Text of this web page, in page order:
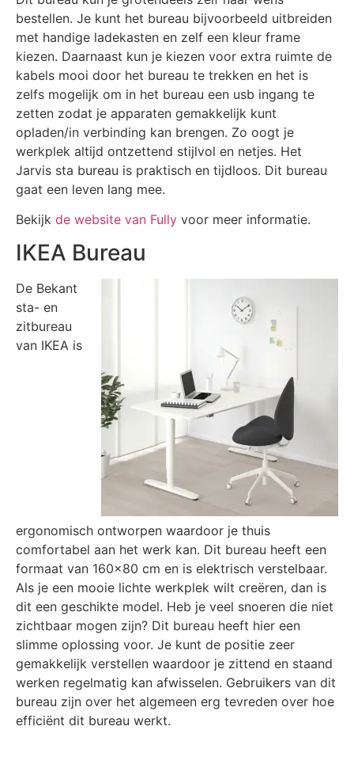
bestellen. Je kunt het bureau bijvoorbeeld uitbreiden
met handige ladekasten en zelf een kleur frame
kiezen. Daarnaast kun je kiezen voor extra ruimte de
kabels mooi door het bureau te trekken en het is
zelfs mogelijk om in het bureau een usb ingang te
zetten zodat je apparaten gemakkelijk kunt
opladen/in verbinding kan brengen. Zo oogt je
werkplek altijd ontzettend stijlvol en netjes. Het
Jarvis sta bureau is praktisch en tijdloos. Dit bureau
gaat een leven lang mee.
Bekijk de website van Fully voor meer informatie.
IKEA Bureau
De Bekant
sta- en
zitbureau
van IKEA is
ergonomisch ontworpen waardoor je thuis
comfortabel aan het werk kan. Dit bureau heeft een
formaat van 160×80 cm en is elektrisch verstelbaar.
Als je een mooie lichte werkplek wilt creëren, dan is
dit een geschikte model. Heb je veel snoeren die niet
zichtbaar mogen zijn? Dit bureau heeft hier een
slimme oplossing voor. Je kunt de positie zeer
gemakkelijk verstellen waardoor je zittend en staand
werken regelmatig kan afwisselen. Gebruikers van dit
bureau zijn over het algemeen erg tevreden over hoe
efficiënt dit bureau werkt.